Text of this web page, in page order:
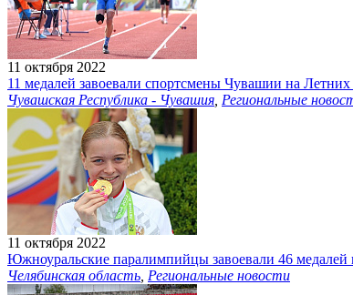
11 октября 2022
11 медалей завоевали спортсмены Чувашии на
Чувашская Республика - Чувашия Региональные
11 октября 2022
Южноуральские паралимпийцы завоевали 46
Челябинская область Региональные новости